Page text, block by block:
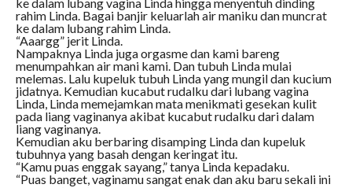
rahim Linda. Bagai banjir keluarlah air maniku dan muncrat
ke dalam lubang rahim Linda.
“Aaargg” jerit Linda.
Nampaknya Linda juga orgasme dan kami bareng
menumpahkan air mani kami. Dan tubuh Linda mulai
melemas. Lalu kupeluk tubuh Linda yang mungil dan kucium
jidatnya. Kemudian kucabut rudalku dari lubang vagina
Linda, Linda memejamkan mata menikmati gesekan kulit
pada liang vaginanya akibat kucabut rudalku dari dalam
liang vaginanya.
Kemudian aku berbaring disamping Linda dan kupeluk
tubuhnya yang basah dengan keringat itu.
“Kamu puas enggak sayang,” tanya Linda kepadaku.
“Puas banget, vaginamu sangat enak dan aku baru sekali ini